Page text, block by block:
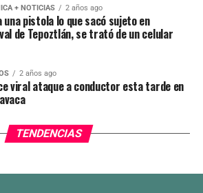
+ NOTICIAS 2 años ago
una pistola lo que sacó sujeto en
de Tepoztlán, se trató de un celular
2 años ago
viral ataque a conductor esta tarde en
TENDENCIAS